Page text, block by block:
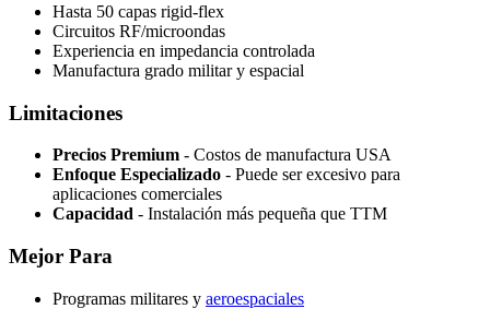
Hasta 50 capas rigid-flex
Circuitos RF/microondas
Experiencia en impedancia controlada
Manufactura grado militar y espacial
Limitaciones
Precios Premium - Costos de manufactura USA
Enfoque Especializado - Puede ser excesivo para
aplicaciones comerciales
Capacidad - Instalación más pequeña que TTM
Mejor Para
Programas militares y aeroespaciales